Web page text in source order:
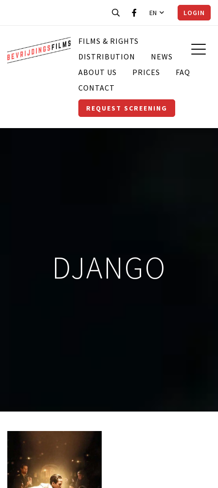
EN LOGIN
FILMS & RIGHTS
DISTRIBUTION
NEWS
ABOUT US
PRICES
FAQ
CONTACT
REQUEST SCREENING
DJANGO